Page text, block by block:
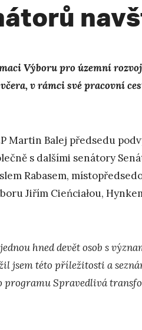
Výboru pro územní
v rámci své pracovní
Martin Balej předsedu
s dalšími senátory
Rabasem,
Jiřím Cieńciałou,
hned devět osob s
jsem této příležitosti a
programu Spravedlivá